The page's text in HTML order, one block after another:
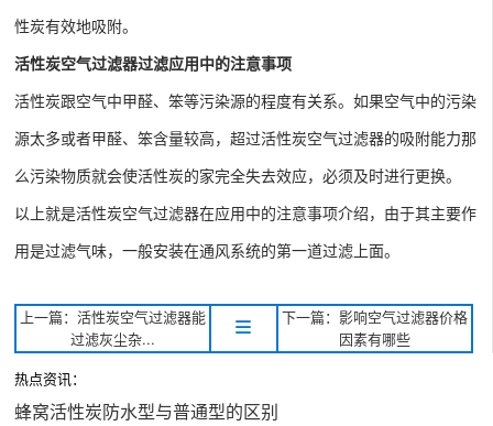
性炭有效地吸附。
活性炭空气过滤器过滤应用中的注意事项
活性炭跟空气中甲醛、笨等污染源的程度有关系。如果空气中的污染
源太多或者甲醛、笨含量较高，超过活性炭空气过滤器的吸附能力那
么污染物质就会使活性炭的家完全失去效应，必须及时进行更换。
以上就是活性炭空气过滤器在应用中的注意事项介绍，由于其主要作
用是过滤气味，一般安装在通风系统的第一道过滤上面。
上一篇：活性炭空气过滤器能
过滤灰尘杂...
下一篇：影响空气过滤器价格
因素有哪些
热点资讯：
蜂窝活性炭防水型与普通型的区别